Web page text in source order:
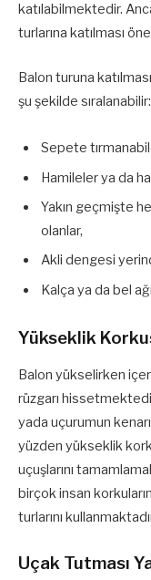
katılabilmektedir.
turlarına katılması
Balon turuna
şu şekilde sıralanabilir:
Sepete
Hamileler ya da
Yakın geçmişte
olanlar,
Akli dengesi
Kalça ya da bel
Yükseklik
Balon yükselirken
rüzgarı
yada uçurumun
yüzden yükseklik
uçuşlarını
birçok insan
turlarını
Uçak Tutması